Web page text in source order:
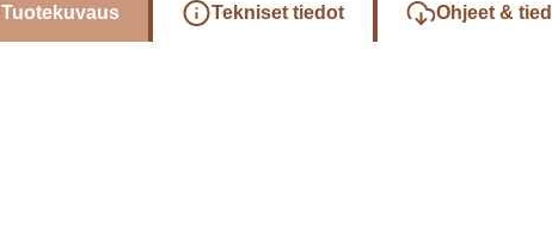
Tuotekuvaus Tekniset tiedot Ohjeet &